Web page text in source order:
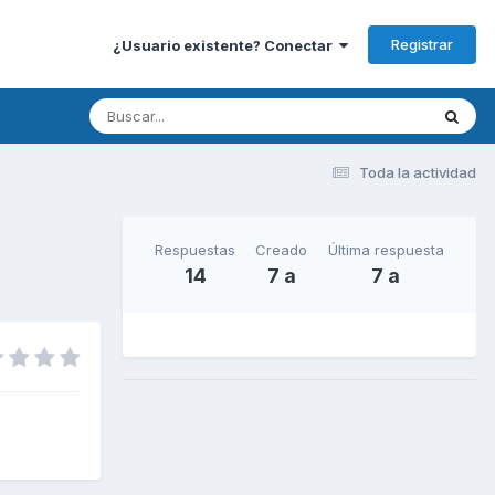
¿Usuario existente? Conectar Registrar
Toda la actividad
Respuestas
14
Creado
7 a
Última respuesta
7 a